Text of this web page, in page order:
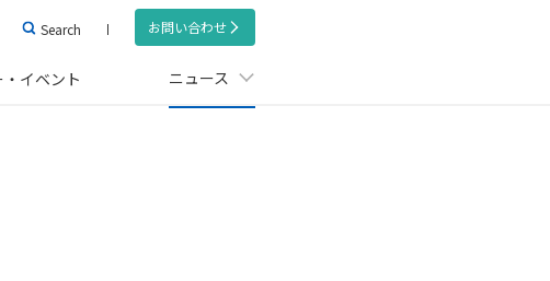
Search お問い合わせ
イベント ニュース